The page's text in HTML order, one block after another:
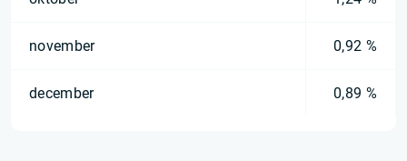
november 0,92 %
december 0,89 %